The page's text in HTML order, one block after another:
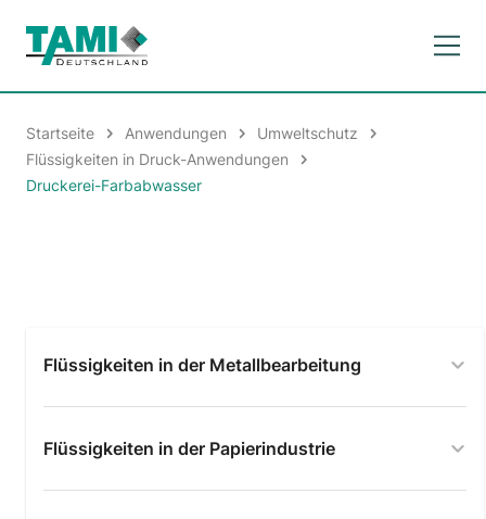
Startseite Anwendungen
Umweltschutz
Flüssigkeiten in Druck-Anwendungen
Druckerei-Farbabwasser
Flüssigkeiten in der Metallbearbeitung
Flüssigkeiten in der Papierindustrie